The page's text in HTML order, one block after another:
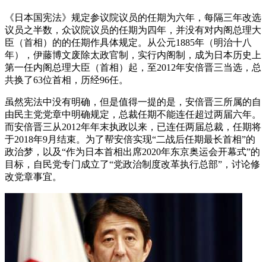
《日本国宪法》规定参议院议员的任期为六年，每隔三年改选
议员之半数，众议院议员的任期为四年，并没有对内阁总理大
臣（首相）的的任期作具体规定。从公元1885年（明治十八
年），伊藤博文废除太政官制，实行内阁制，成为日本历史上
第一任内阁总理大臣（首相）起，至2012年安倍晋三当选，总
共换了63位首相，历经96任。
虽然宪法中没有明确，但是值得一提的是，安倍晋三所属的自
由民主党党章中明确规定，总裁任期不能连任超过两届六年。
而安倍晋三从2012年年末执政以来，已连任两届总裁，任期将
于2018年9月结束。为了帮安倍实现“二战后任期最长首相”的
政治梦，以及“作为日本首相出席2020年东京奥运会开幕式”的
目标，自民党专门成立了“党政治制度改革执行总部”，讨论修
改党章事宜。